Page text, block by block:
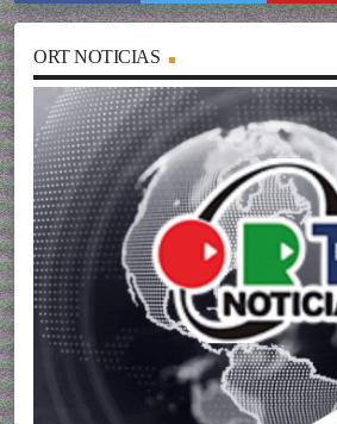
ORT NOTICIAS